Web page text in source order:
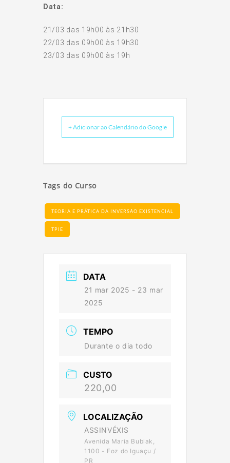
Data:
21/03 das 19h00 às 21h30
22/03 das 09h00 às 19h30
23/03 das 09h00 às 19h
+ Adicionar ao Calendário do Google
Tags do Curso
TEORIA E PRÁTICA DA INVERSÃO EXISTENCIAL
TPIE
DATA
21 mar 2025 - 23 mar
2025
TEMPO
Durante o dia todo
CUSTO
220,00
LOCALIZAÇÃO
ASSINVÉXIS
Avenida Maria Bubiak,
1100 - Foz do Iguaçu /
PR